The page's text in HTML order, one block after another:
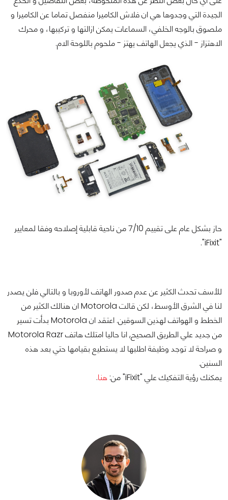
الجيدة التي وجدوها هي ان فلاش الكاميرا منفصل تماما عن الكاميرا و
ملصوق بالوجه الخلفي، السماعات يمكن ازالتها و تركيبها، و محرك
الاهتزاز - الذي يجعل الهاتف يهتز - ملحوم باللوحة الام.
حاز بشكل عام على تقييم 7/10 من ناحية قابلية إصلاحه وفقا لمعايير
"iFixit".
للأسف تحدث الكثير عن عدم صدور الهاتف لأوروبا و بالتالي فلن يصدر
لنا في الشرق الأوسط، لكن قالت Motorola ان هنالك الكثير من
الخطط و الهواتف لهذين السوقين. اعتقد ان Motorola بدأت تسير
من جديد علي الطريق الصحيح, انا حاليا امتلك هاتف Motorola Razr
و صراحة لا توجد وظيفة اطلبها لا يستطيع بقيامها حتي بعد هذه
السنين.
يمكنك رؤية التفكيك علي "iFixit" من:
هنا.